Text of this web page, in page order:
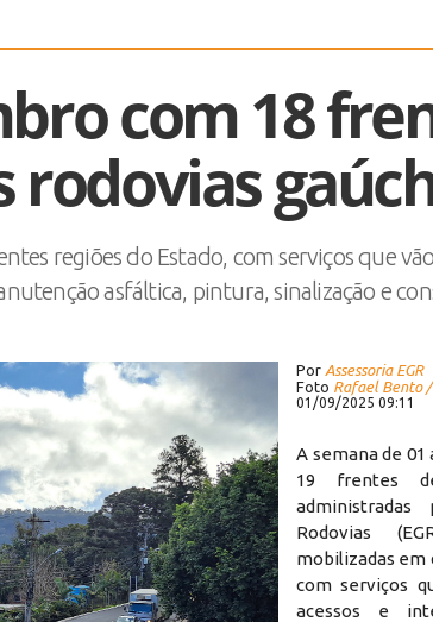
com 18
regiões do Estado, com serviços que
asfáltica, pintura, sinalização e
Por Assessoria EGR
Foto Rafael Bento /
01/09/2025 09:11
A semana de
19 frentes
administradas
Rodovias
mobilizadas em
com serviços
acessos e